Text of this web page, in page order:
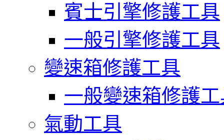
賓士引擎修護工具
一般引擎修護工具
變速箱修護工具
一般變速箱修護
氣動工具